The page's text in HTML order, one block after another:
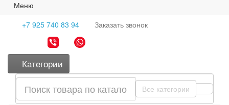
Меню
+7 925 740 83 94
Заказать звонок
Категории
Все категории